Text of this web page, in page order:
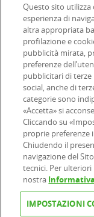
Email
Social
©2026 Online SIM,
12927410154
Informazioni legali|
|
Questo sito
esperienza di
altra appropriata
profilazione e
pubblicità mirata,
preferenze
pubblicitari di terze
social, anche di
categorie sono
«Accetta» si
Cliccando su
proprie preferenze
Chiudendo il
navigazione del
tecnici. Per
nostra
IMPOSTAZIONI